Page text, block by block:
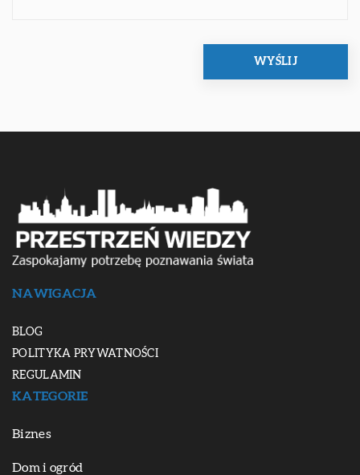
NAWIGACJA
BLOG
POLITYKA PRYWATNOŚCI
REGULAMIN
KATEGORIE
Biznes
Dom i ogród